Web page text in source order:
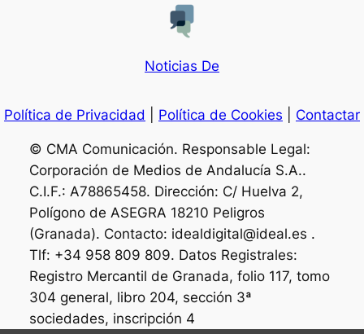
Noticias De
Política de Privacidad Política de Cookies Contactar
© CMA Comunicación. Responsable Legal:
Corporación de Medios de Andalucía S.A..
C.I.F.: A78865458. Dirección: C/ Huelva 2,
Polígono de ASEGRA 18210 Peligros
(Granada). Contacto: idealdigital@ideal.es .
Tlf: +34 958 809 809. Datos Registrales:
Registro Mercantil de Granada, folio 117, tomo
304 general, libro 204, sección 3ª
sociedades, inscripción 4